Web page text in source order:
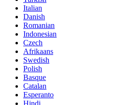
Italian
Danish
Romanian
Indonesian
Czech
Afrikaans
Swedish
Polish
Basque
Catalan
Esperanto
Hindi